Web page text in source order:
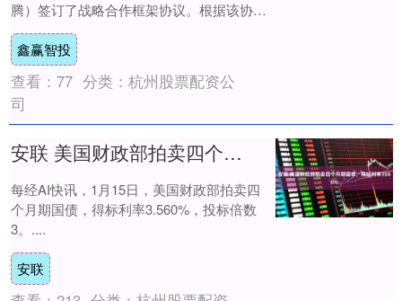
腾）签订了战略合作框架协议。根据该协
议，双方将在全球市....
鑫赢智投
查看： 77 分类： 杭州股票配资公
司
安联 美国财政部拍卖四个月期国债，得标利率3560%
每经AI快讯，1月15日，美国财政部拍卖四
个月期国债，得标利率3.560%，投标倍数
3。....
安联